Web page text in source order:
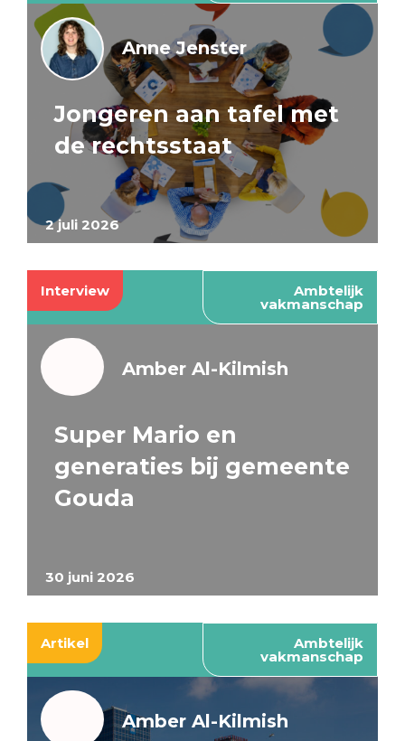
2 juli 2026
Anne Jenster
Jongeren aan tafel met
de rechtsstaat
Interview Ambtelijk
vakmanschap
30 juni 2026
Amber Al-Kilmish
Super Mario en
generaties bij gemeente
Gouda
Artikel Ambtelijk
vakmanschap
Amber Al-Kilmish